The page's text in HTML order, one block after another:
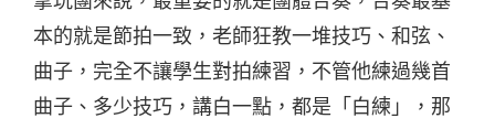
本的就是節拍一致，老師狂教一堆技巧、和弦、
曲子，完全不讓學生對拍練習，不管他練過幾首
曲子、多少技巧，講白一點，都是「白練」，那